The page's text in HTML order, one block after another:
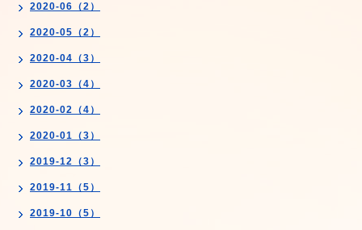
2020-06（2）
2020-05（2）
2020-04（3）
2020-03（4）
2020-02（4）
2020-01（3）
2019-12（3）
2019-11（5）
2019-10（5）